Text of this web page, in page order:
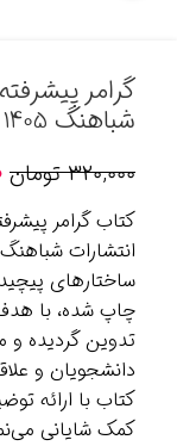
گرامر
شباهنگ 1405
۳۲۰,۰۰۰ تومان
کتاب گرامر
انتشارات
چاپ شده، با
تدوین گردیده و
دانشجویان و
کتاب با ارائه
کمک شایانی